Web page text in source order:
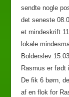
sendte nogle
det seneste
et mindeskrift
lokale
Bolderslev
Rasmus er født
De fik 6 børn,
af en flok for